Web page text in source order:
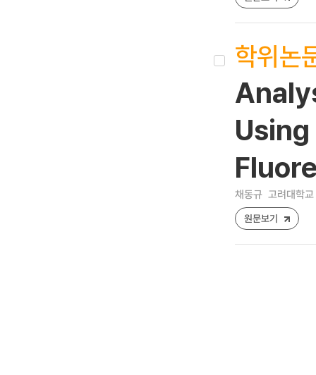
학위논
채동규 고려대학
원문보기